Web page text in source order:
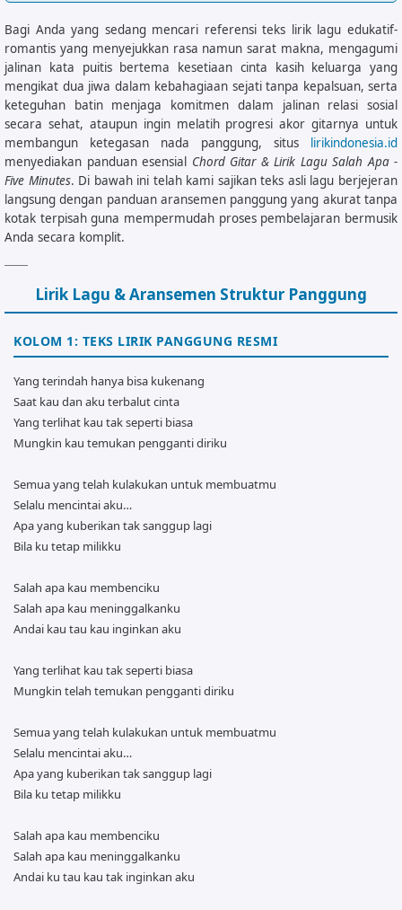
Bagi Anda yang sedang mencari referensi teks lirik lagu edukatif-
romantis yang menyejukkan rasa namun sarat makna, mengagumi
jalinan kata puitis bertema kesetiaan cinta kasih keluarga yang
mengikat dua jiwa dalam kebahagiaan sejati tanpa kepalsuan, serta
keteguhan batin menjaga komitmen dalam jalinan relasi sosial
secara sehat, ataupun ingin melatih progresi akor gitarnya untuk
membangun ketegasan nada panggung, situs lirikindonesia.id
menyediakan panduan esensial Chord Gitar & Lirik Lagu Salah Apa -
Five Minutes. Di bawah ini telah kami sajikan teks asli lagu berjejeran
langsung dengan panduan aransemen panggung yang akurat tanpa
kotak terpisah guna mempermudah proses pembelajaran bermusik
Anda secara komplit.
Lirik Lagu & Aransemen Struktur Panggung
KOLOM 1: TEKS LIRIK PANGGUNG RESMI
Yang terindah hanya bisa kukenang
Saat kau dan aku terbalut cinta
Yang terlihat kau tak seperti biasa
Mungkin kau temukan pengganti diriku
Semua yang telah kulakukan untuk membuatmu
Selalu mencintai aku…
Apa yang kuberikan tak sanggup lagi
Bila ku tetap milikku
Salah apa kau membenciku
Salah apa kau meninggalkanku
Andai kau tau kau inginkan aku
Yang terlihat kau tak seperti biasa
Mungkin telah temukan pengganti diriku
Semua yang telah kulakukan untuk membuatmu
Selalu mencintai aku…
Apa yang kuberikan tak sanggup lagi
Bila ku tetap milikku
Salah apa kau membenciku
Salah apa kau meninggalkanku
Andai ku tau kau tak inginkan aku